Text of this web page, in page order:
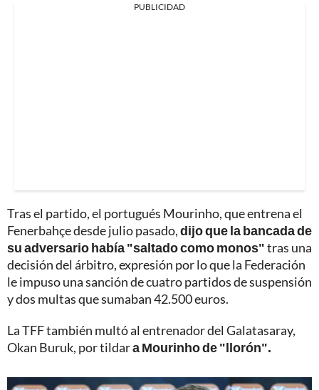
PUBLICIDAD
Tras el partido, el portugués Mourinho, que entrena el
Fenerbahçe desde julio pasado,dijo que la bancada de
su adversario había "saltado como monos"tras una
decisión del árbitro, expresión por lo que la Federación
le impuso una sanción de cuatro partidos de suspensión
y dos multas que sumaban 42.500 euros.
La TFF también multó al entrenador del Galatasaray,
Okan Buruk, por tildara Mourinho de "llorón".